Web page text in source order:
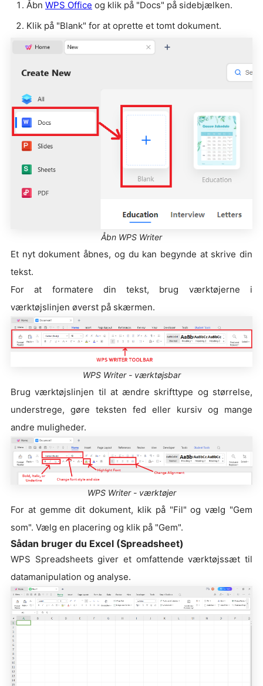
Åbn WPS Office og klik på "Docs" på sidebjælken.
Klik på "Blank" for at oprette et tomt dokument.
Åbn WPS Writer
Et nyt dokument åbnes, og du kan begynde at skrive din
tekst.
For at formatere din tekst, brug værktøjerne i
værktøjslinjen øverst på skærmen.
WPS Writer - værktøjsbar
Brug værktøjslinjen til at ændre skrifttype og størrelse,
understrege, gøre teksten fed eller kursiv og mange
andre muligheder.
WPS Writer - værktøjer
For at gemme dit dokument, klik på "Fil" og vælg "Gem
som". Vælg en placering og klik på "Gem".
Sådan bruger du Excel (Spreadsheet)
WPS Spreadsheets giver et omfattende værktøjssæt til
datamanipulation og analyse.